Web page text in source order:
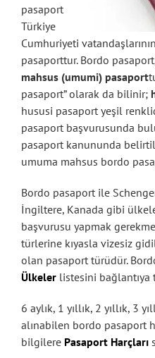
pasaport
Türkiye
Cumhuriyeti
pasaporttur. Bordo
mahsus (umumi) pasaport
pasaport” olarak da bilinir;
hususi pasaport yeşil
pasaport başvurusunda
pasaport kanununda
umuma mahsus bordo
Bordo pasaport ile
İngiltere, Kanada gibi
başvurusu yapmak
türlerine kıyasla vizesiz
olan pasaport türüdür.
Ülkeler listesini bağlantıya
6 aylık, 1 yıllık, 2 yıllık, 3
alınabilen bordo pasaport
bilgilere Pasaport Harçları